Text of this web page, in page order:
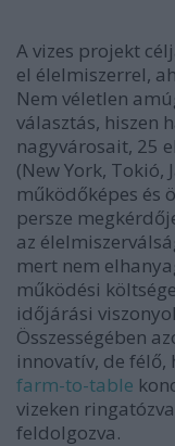
A vizes projekt
el élelmiszerrel,
Nem véletlen
választás, hiszen
nagyvárosait, 25
(New York, Tokió,
működőképes és
persze
az
mert nem
működési
időjárási
Összességében
innovatív, de félő,
farm-to-table
vizeken
feldolgozva.